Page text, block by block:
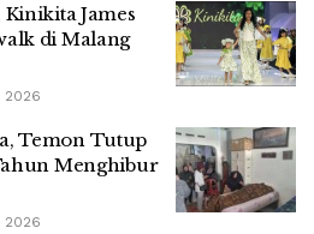
James
di Malang
2026
Temon Tutup
Menghibur
2026